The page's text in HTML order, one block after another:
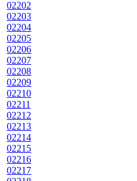
02202
02203
02204
02205
02206
02207
02208
02209
02210
02211
02212
02213
02214
02215
02216
02217